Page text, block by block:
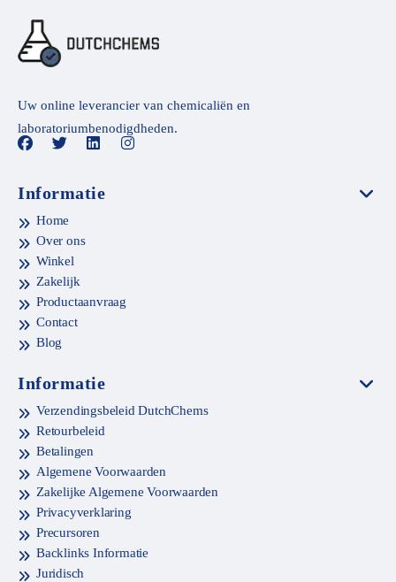
Uw online leverancier van chemicaliën en
laboratoriumbenodigdheden.
Informatie
Home
Over ons
Winkel
Zakelijk
Productaanvraag
Contact
Blog
Informatie
Verzendingsbeleid DutchChems
Retourbeleid
Betalingen
Algemene Voorwaarden
Zakelijke Algemene Voorwaarden
Privacyverklaring
Precursoren
Backlinks Informatie
Juridisch